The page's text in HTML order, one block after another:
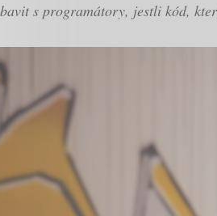
s programátory, jestli kód,